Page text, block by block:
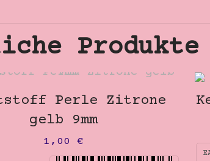
Produkte
Perle Zitrone
gelb 9mm
1,00€